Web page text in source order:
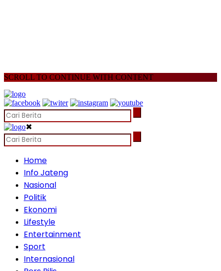
SCROLL TO CONTINUE WITH CONTENT
✖
Home
Info Jateng
Nasional
Politik
Ekonomi
Lifestyle
Entertainment
Sport
Internasional